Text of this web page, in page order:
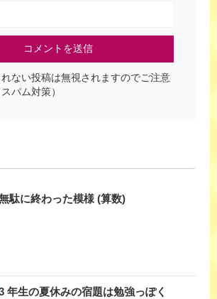
ない投稿は無視されますのでご注意
パム対策）
駄に終わった模様 (算数)
年生の夏休みの宿題は勉強っぽく